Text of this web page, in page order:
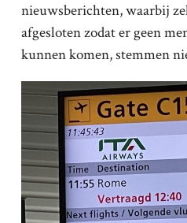
nieuwsberichten, waarbij
afgesloten zodat er geen
kunnen komen, stemmen